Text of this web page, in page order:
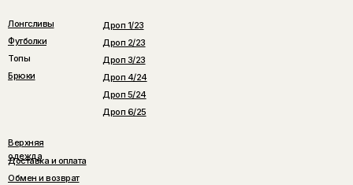
Лонгсливы
Футболки
Топы
Брюки
Дроп 1/23
Дроп 2/23
Дроп 3/23
Доставка и оплата
Обмен и возврат
Дроп 4/24
Дроп 5/24
Дроп 6/25
Верхняя
одежда